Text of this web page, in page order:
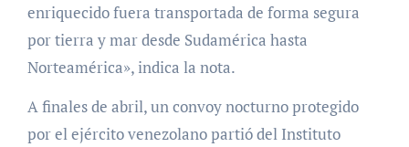
enriquecido fuera transportada de forma segura
por tierra y mar desde Sudamérica hasta
Norteamérica», indica la nota.
A finales de abril, un convoy nocturno protegido
por el ejército venezolano partió del Instituto